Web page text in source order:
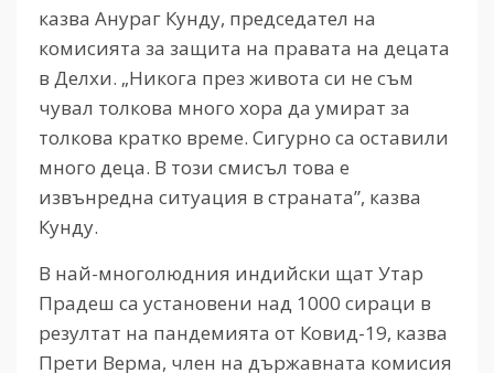
казва Анураг Кунду, председател на
комисията за защита на правата на децата
в Делхи. „Никога през живота си не съм
чувал толкова много хора да умират за
толкова кратко време. Сигурно са оставили
много деца. В този смисъл това е
извънредна ситуация в страната”, казва
Кунду.
В най-многолюдния индийски щат Утар
Прадеш са установени над 1000 сираци в
резултат на пандемията от Ковид-19, казва
Прети Верма, член на държавната комисия